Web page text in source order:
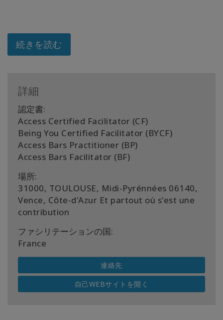
続きを読む
詳細
認定書:
Access Certified Facilitator (CF)
Being You Certified Facilitator (BYCF)
Access Bars Practitioner (BP)
Access Bars Facilitator (BF)
場所:
31000, TOULOUSE, Midi-Pyrénnées 06140,
Vence, Côte-d'Azur Et partout où s'est une
contribution
ファシリテーションの国:
France
連絡先
自己WEBサイトを開く